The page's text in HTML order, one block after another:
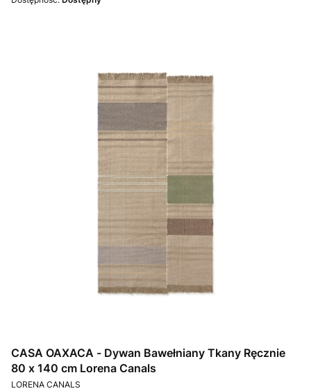
CASA OAXACA - Dywan Bawełniany Tkany Ręcznie
80 x 140 cm Lorena Canals
PRODUCENT
LORENA CANALS